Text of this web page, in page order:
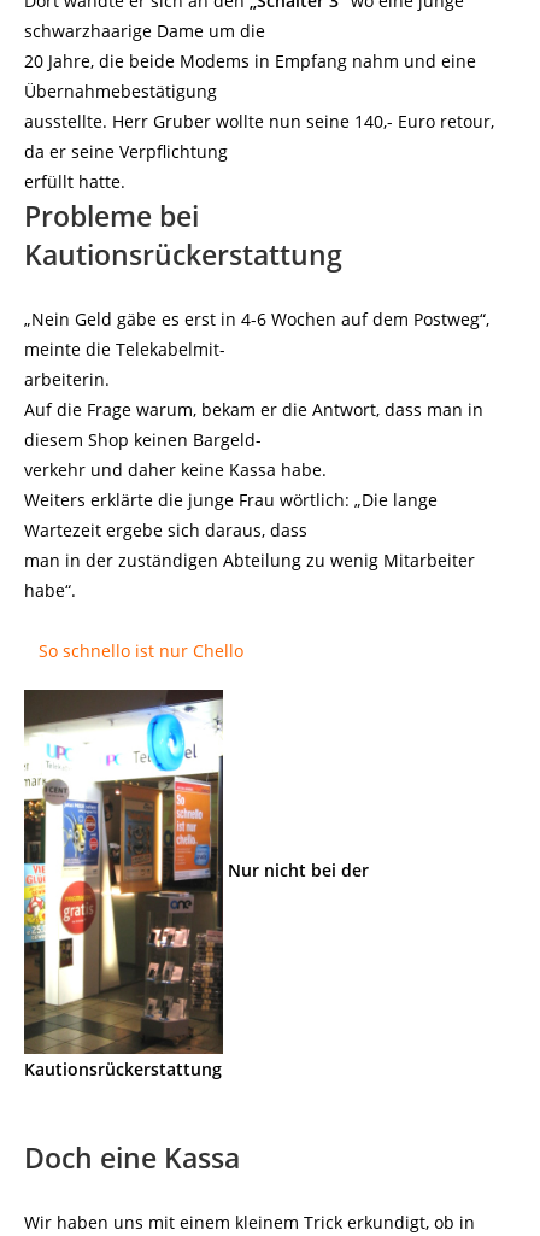
schwarzhaarige Dame um die
20 Jahre, die beide Modems in Empfang nahm und eine
Übernahmebestätigung
ausstellte. Herr Gruber wollte nun seine 140,- Euro retour,
da er seine Verpflichtung
erfüllt hatte.
Probleme bei
Kautionsrückerstattung
„Nein Geld gäbe es erst in 4-6 Wochen auf dem Postweg“,
meinte die Telekabelmit-
arbeiterin.
Auf die Frage warum, bekam er die Antwort, dass man in
diesem Shop keinen Bargeld-
verkehr und daher keine Kassa habe.
Weiters erklärte die junge Frau wörtlich: „Die lange
Wartezeit ergebe sich daraus, dass
man in der zuständigen Abteilung zu wenig Mitarbeiter
habe“.
So schnello ist nur Chello
Nur nicht bei der
Kautionsrückerstattung
Doch eine Kassa
Wir haben uns mit einem kleinem Trick erkundigt, ob in